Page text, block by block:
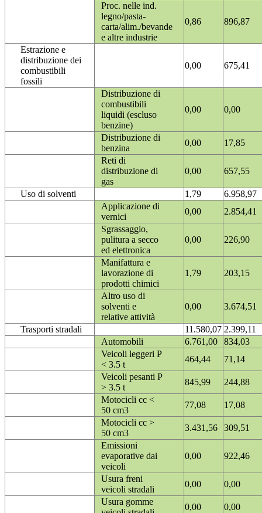
Proc. nelle ind.
legno/pasta-
carta/alim./bevande
e altre industrie
0,86 896,87
Estrazione e
distribuzione dei
combustibili
fossili
0,00 675,41
Distribuzione di
combustibili
liquidi (escluso
benzine)
0,00 0,00
Distribuzione di
benzina
0,00
17,85
Reti di
distribuzione di
gas
0,00 657,55
Uso di solventi 1,79
6.958,97
Applicazione di
vernici
0,00
2.854,41
Sgrassaggio,
pulitura a secco
ed elettronica
0,00 226,90
Manifattura e
lavorazione di
prodotti chimici
1,79 203,15
Altro uso di
solventi e
relative attività
0,00 3.674,51
Trasporti stradali 11.580,07 2.399,11
Automobili
6.761,00
834,03
Veicoli leggeri P
< 3.5 t
464,44
71,14
Veicoli pesanti P
> 3.5 t
845,99
244,88
Motocicli cc <
50 cm3
77,08
17,08
Motocicli cc >
50 cm3
3.431,56
309,51
Emissioni
evaporative dai
veicoli
0,00 922,46
Usura freni
veicoli stradali
0,00
0,00
Usura gomme
0,00 0,00